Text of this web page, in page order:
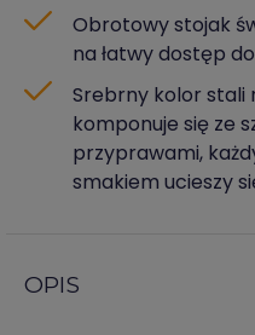
Obrotowy stojak
na łatwy dostęp
Srebrny kolor stali
komponuje się ze
przyprawami,
smakiem ucieszy
OPIS